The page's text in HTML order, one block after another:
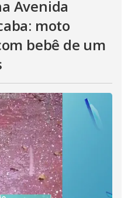
Avenida
moto
bebê de um